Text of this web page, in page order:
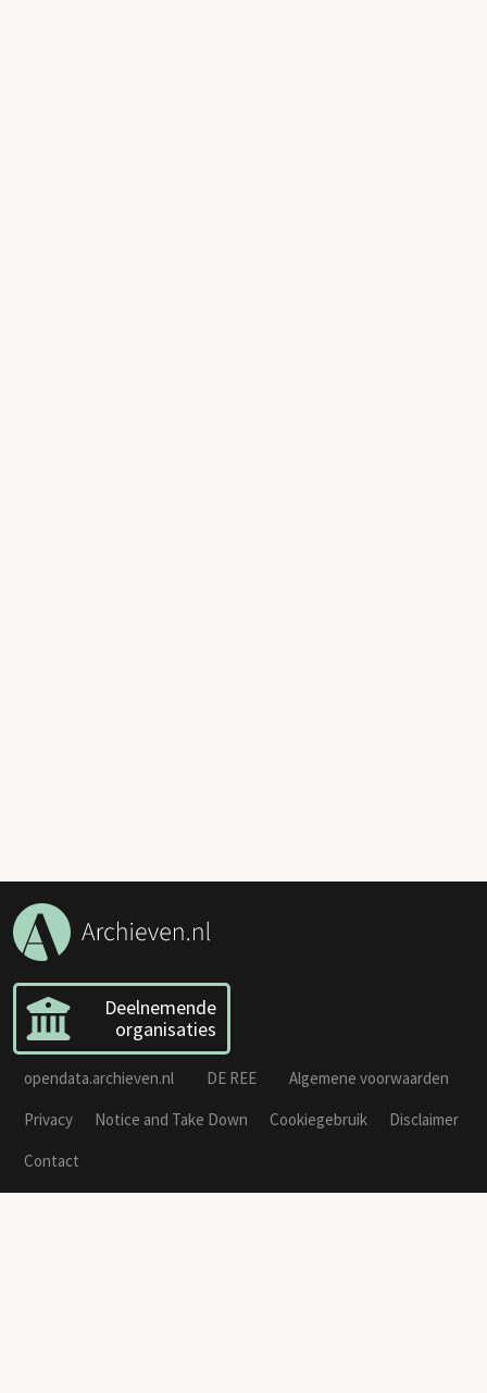
Deelnemende
organisaties
opendata.archieven.nl DE REE
Algemene voorwaarden
Privacy
Notice and Take Down Cookiegebruik
Disclaimer
Contact